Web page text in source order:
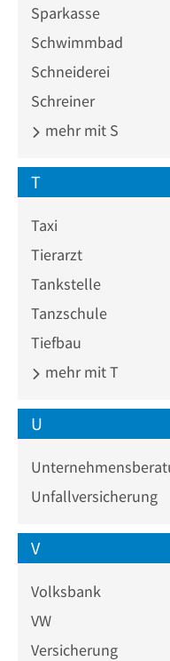
Sparkasse
Schwimmbad
Schneiderei
Schreiner
mehr mit S
T
Taxi
Tierarzt
Tankstelle
Tanzschule
Tiefbau
mehr mit T
U
Unfallversicherung
V
Volksbank
VW
Versicherung